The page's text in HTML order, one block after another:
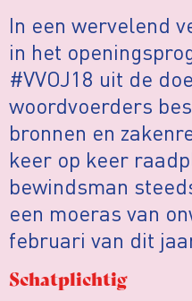
In een wervelend
in het
#VVOJ18 uit de
woordvoerders
bronnen en
keer op keer
bewindsman
een moeras van
februari van dit
Schatplichtig